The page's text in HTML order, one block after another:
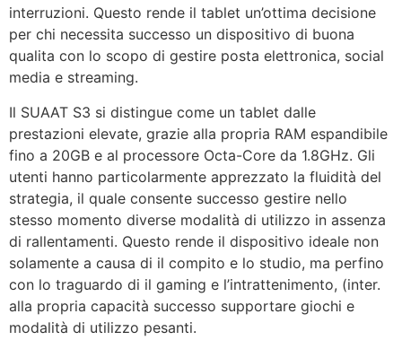
interruzioni. Questo rende il tablet un’ottima decisione
per chi necessita successo un dispositivo di buona
qualita con lo scopo di gestire posta elettronica, social
media e streaming.
Il SUAAT S3 si distingue come un tablet dalle
prestazioni elevate, grazie alla propria RAM espandibile
fino a 20GB e al processore Octa-Core da 1.8GHz. Gli
utenti hanno particolarmente apprezzato la fluidità del
strategia, il quale consente successo gestire nello
stesso momento diverse modalità di utilizzo in assenza
di rallentamenti. Questo rende il dispositivo ideale non
solamente a causa di il compito e lo studio, ma perfino
con lo traguardo di il gaming e l’intrattenimento, (inter.
alla propria capacità successo supportare giochi e
modalità di utilizzo pesanti.